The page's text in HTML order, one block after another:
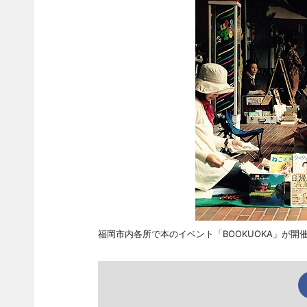
福岡市内各所で本のイベント「BOOKUOKA」が開